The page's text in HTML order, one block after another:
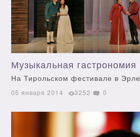
Музыкальная гастрономия
На Тирольском фестивале в Эрле
05 января 2014 3252 0